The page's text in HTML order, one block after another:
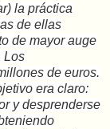
la práctica
de ellas
de mayor auge
Los
de euros.
era claro:
y desprenderse